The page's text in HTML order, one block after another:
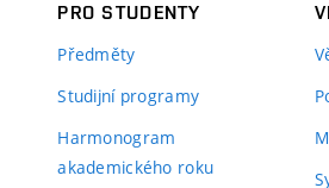
PRO STUDENTY
Předměty
Studijní programy
Harmonogram
akademického roku